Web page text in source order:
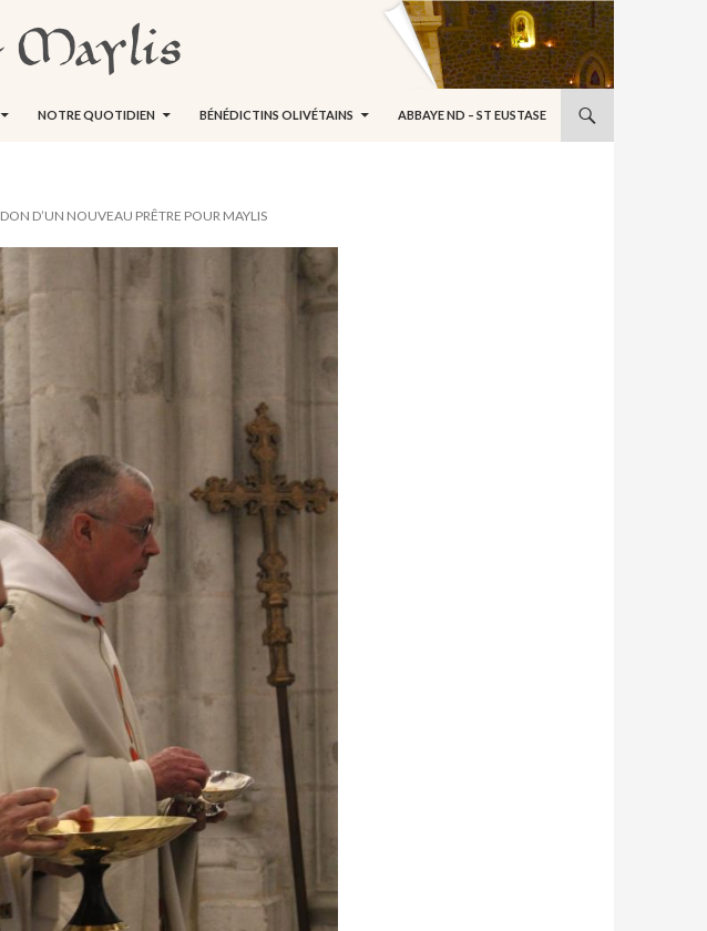
NOTRE QUOTIDIEN BÉNÉDICTINS OLIVÉTAINS ABBAYE ND – ST EUSTASE
DON D’UN NOUVEAU PRÊTRE POUR MAYLIS